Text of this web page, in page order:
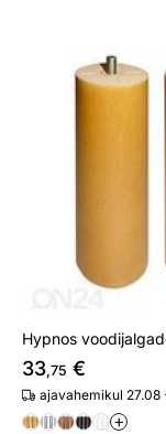
Hypnos
33,75 €
ajavahemikul 27.08
+